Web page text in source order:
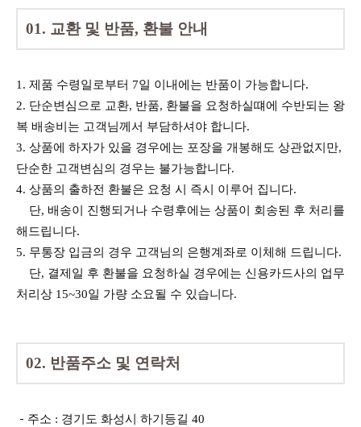
01. 교환 및 반품, 환불 안내
1. 제품 수령일로부터 7일 이내에는 반품이 가능합니다.
2. 단순변심으로 교환, 반품, 환불을 요청하실떄에 수반되는 왕
복 배송비는 고객님께서 부담하셔야 합니다.
3. 상품에 하자가 있을 경우에는 포장을 개봉해도 상관없지만,
단순한 고객변심의 경우는 불가능합니다.
4. 상품의 출하전 환불은 요청 시 즉시 이루어 집니다.
단, 배송이 진행되거나 수령후에는 상품이 회송된 후 처리를
해드립니다.
5. 무통장 입금의 경우 고객님의 은행계좌로 이체해 드립니다.
단, 결제일 후 환불을 요청하실 경우에는 신용카드사의 업무
처리상 15~30일 가량 소요될 수 있습니다.
02. 반품주소 및 연락처
- 주소 : 경기도 화성시 하기등길 40